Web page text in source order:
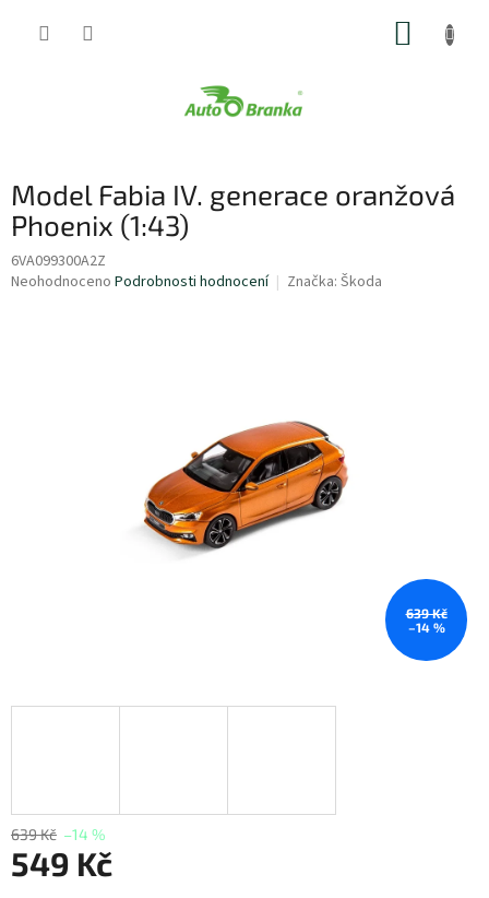
Model Fabia IV. generace oranžová
Phoenix (1:43)
6VA099300A2Z
Průměrné
Neohodnoceno Podrobnosti hodnocení Značka: Škoda
639 Kč
–14 %
639 Kč –14 %
549 Kč